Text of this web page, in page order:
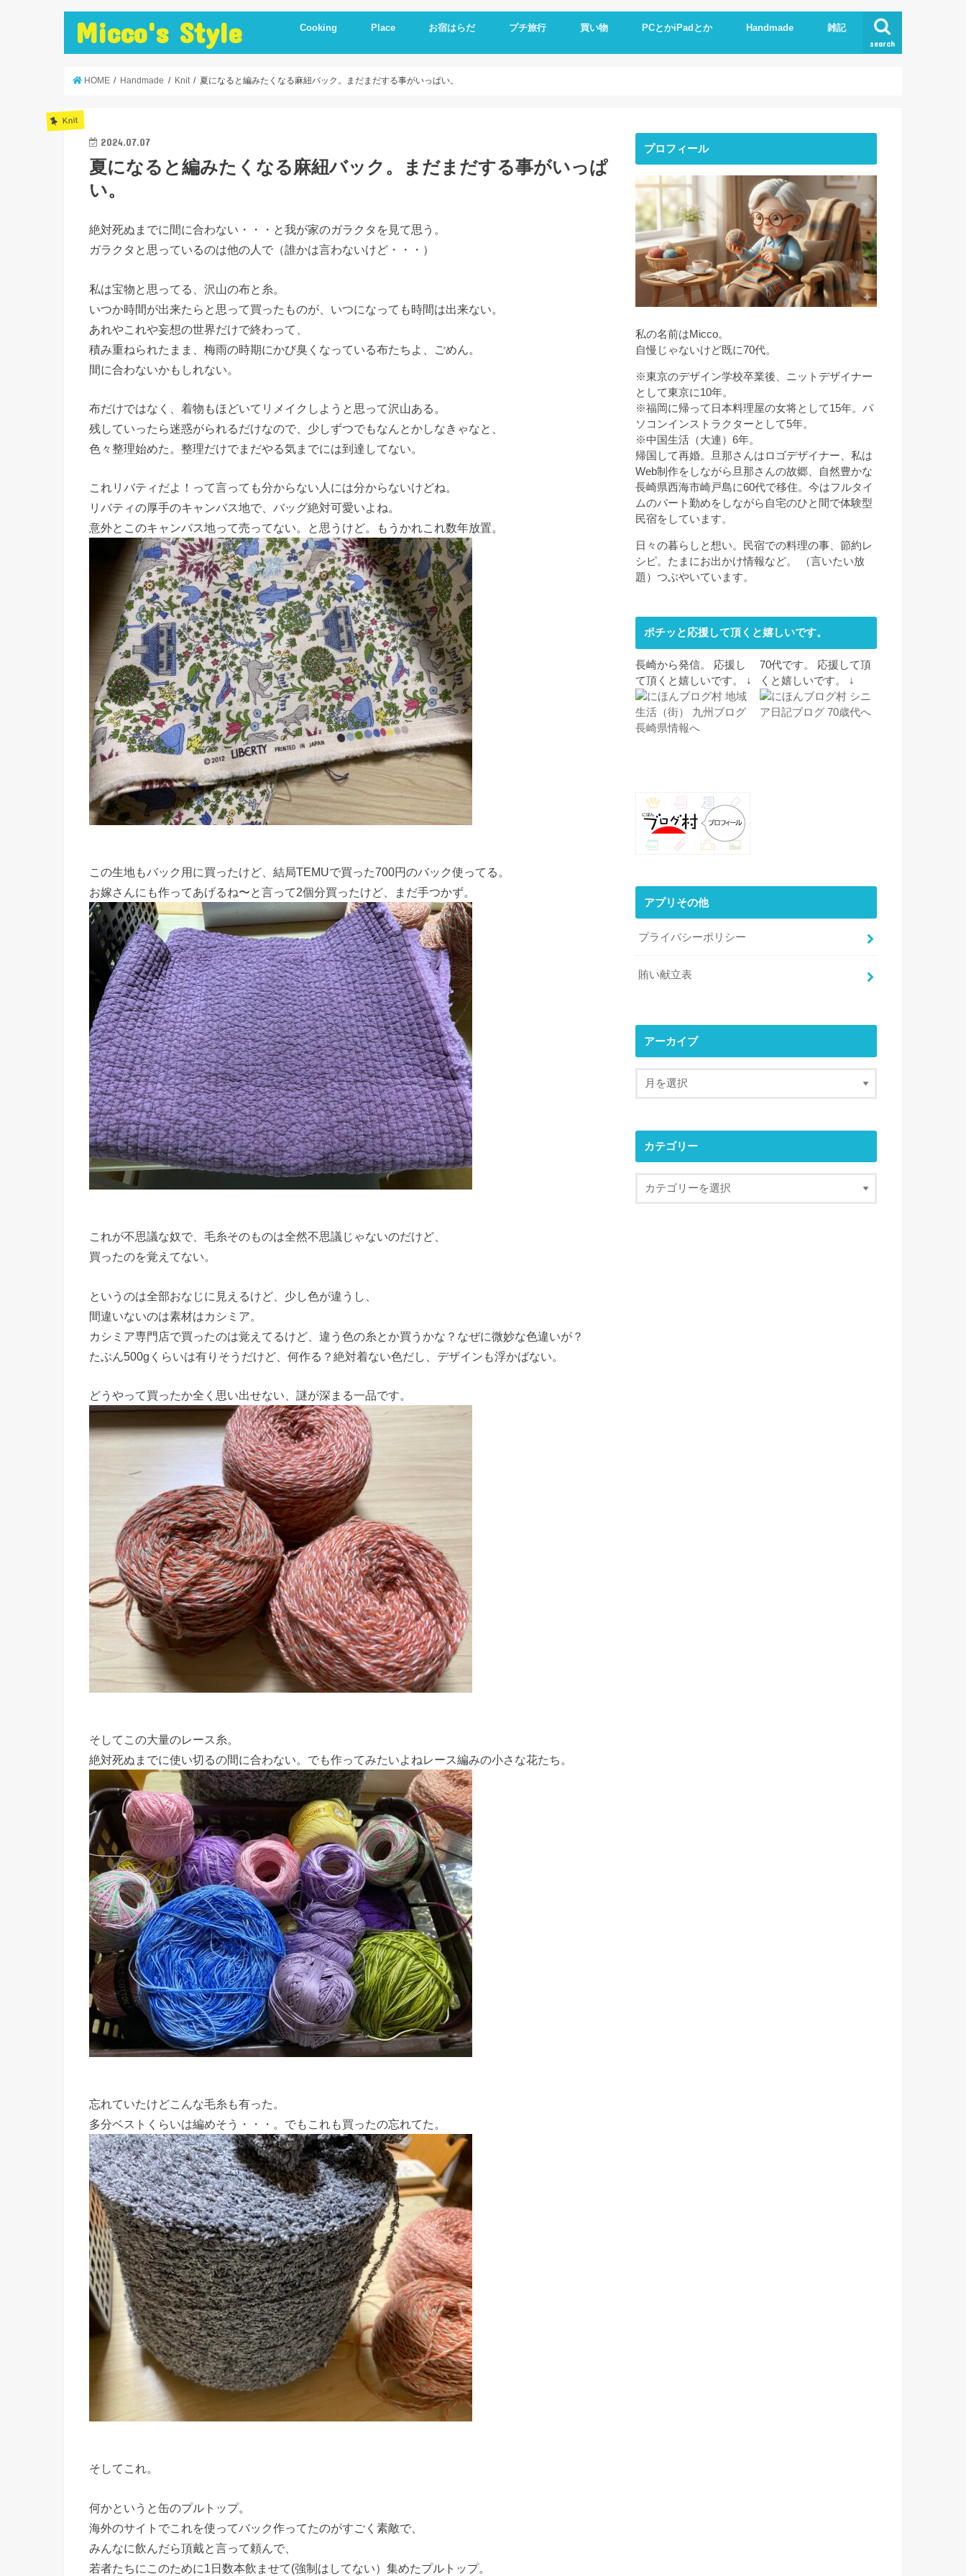
Micco's Style search
Cooking
cooking idea
冷蔵庫の残り物で作る
手抜き簡単レシピ
ダイエットレシピ
節約レシピ
保存食
炊飯器料理
簡単おやつ
低温調理
簡単＋一品
まかない
お弁当
レシピとか
美味しいもの
便利調理器
Place
崎戸
佐世保
長崎
大連
久留米
福岡
お宿はらだ
修学旅行
体験民宿夕ご飯
体験民宿朝食
プチ旅行
Hotel
朝食
ランチ
夕食
買い物
海外通販
PCとかiPadとか
iPhone
ipad
Excel.Word
AI
Handmade
Knit
ストーンアート
服作り
雑記
読書
HOME Handmade Knit 夏になると編みたくなる麻紐バック。まだまだする事がいっぱい。
Knit
2024.07.07
夏になると編みたくなる麻紐バック。まだまだする事がいっぱ
い。
絶対死ぬまでに間に合わない・・・と我が家のガラクタを見て思う。
ガラクタと思っているのは他の人で（誰かは言わないけど・・・）
私は宝物と思ってる、沢山の布と糸。
いつか時間が出来たらと思って買ったものが、いつになっても時間は出来ない。
あれやこれや妄想の世界だけで終わって、
積み重ねられたまま、梅雨の時期にかび臭くなっている布たちよ、ごめん。
間に合わないかもしれない。
布だけではなく、着物もほどいてリメイクしようと思って沢山ある。
残していったら迷惑がられるだけなので、少しずつでもなんとかしなきゃなと、
色々整理始めた。整理だけでまだやる気までには到達してない。
これリバティだよ！って言っても分からない人には分からないけどね。
リバティの厚手のキャンバス地で、バッグ絶対可愛いよね。
意外とこのキャンバス地って売ってない。と思うけど。もうかれこれ数年放置。
この生地もバック用に買ったけど、結局TEMUで買った700円のバック使ってる。
お嫁さんにも作ってあげるね〜と言って2個分買ったけど、まだ手つかず。
これが不思議な奴で、毛糸そのものは全然不思議じゃないのだけど、
買ったのを覚えてない。
というのは全部おなじに見えるけど、少し色が違うし、
間違いないのは素材はカシミア。
カシミア専門店で買ったのは覚えてるけど、違う色の糸とか買うかな？なぜに微妙な色違いが？
たぶん500gくらいは有りそうだけど、何作る？絶対着ない色だし、デザインも浮かばない。
どうやって買ったか全く思い出せない、謎が深まる一品です。
そしてこの大量のレース糸。
絶対死ぬまでに使い切るの間に合わない。でも作ってみたいよねレース編みの小さな花たち。
忘れていたけどこんな毛糸も有った。
多分ベストくらいは編めそう・・・。でもこれも買ったの忘れてた。
そしてこれ。
何かというと缶のプルトップ。
海外のサイトでこれを使ってバック作ってたのがすごく素敵で、
みんなに飲んだら頂戴と言って頼んで、
若者たちにこのために1日数本飲ませて(強制はしてない）集めたプルトップ。
プロフィール
私の名前はMicco。
自慢じゃないけど既に70代。
※東京のデザイン学校卒業後、ニットデザイナー
として東京に10年。
※福岡に帰って日本料理屋の女将として15年。パ
ソコンインストラクターとして5年。
※中国生活（大連）6年。
帰国して再婚。旦那さんはロゴデザイナー、私は
Web制作をしながら旦那さんの故郷、自然豊かな
長崎県西海市崎戸島に60代で移住。今はフルタイ
ムのパート勤めをしながら自宅のひと間で体験型
民宿をしています。
日々の暮らしと想い。民宿での料理の事、節約レ
シピ。たまにお出かけ情報など。 （言いたい放
題）つぶやいています。
ポチッと応援して頂くと嬉しいです。
長崎から発信。 応援し
て頂くと嬉しいです。 ↓
70代です。 応援して頂
くと嬉しいです。 ↓
アプリその他
プライバシーポリシー
賄い献立表
アーカイブ
カテゴリー